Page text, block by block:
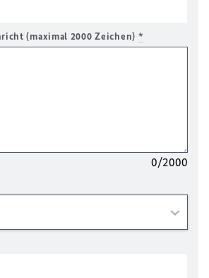
(maximal 2000 Zeichen) *
0/2000